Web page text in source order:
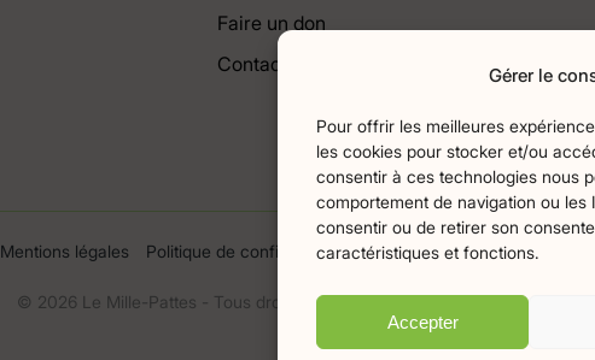
Gérer le
Pour offrir les meilleures
les cookies pour stocker et/ou
consentir à ces technologies nous
comportement de navigation ou
consentir ou de retirer son
caractéristiques et fonctions.
Accepter
Faire un don
Contact
Mentions légales Politique de confidentialité Crédits Flamingo
© 2026 Le Mille-Pattes - Tous droits réservés